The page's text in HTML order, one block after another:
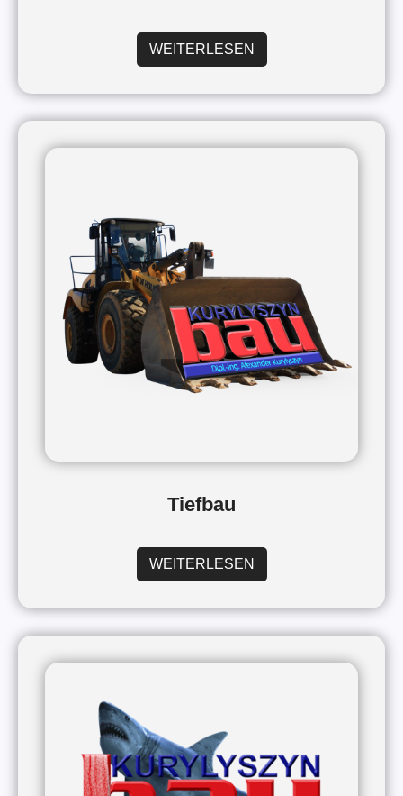
WEITERLESEN
Tiefbau
WEITERLESEN